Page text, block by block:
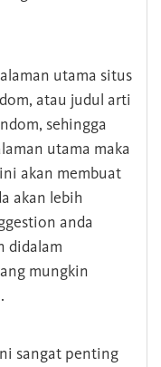
utama situs
atau judul arti
sehingga
utama maka
akan membuat
akan lebih
anda
didalam
mungkin
sangat penting